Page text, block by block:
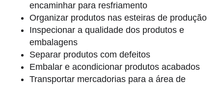
encaminhar para resfriamento
Organizar produtos nas esteiras de produção
Inspecionar a qualidade dos produtos e
embalagens
Separar produtos com defeitos
Embalar e acondicionar produtos acabados
Transportar mercadorias para a área de